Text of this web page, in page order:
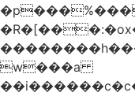
w���a